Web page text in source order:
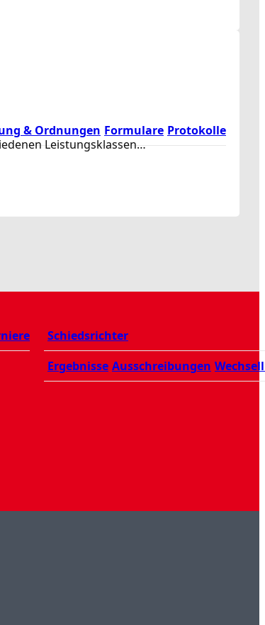
& Ordnungen Formulare Protokolle
Schiedsrichter
Ergebnisse Ausschreibungen
Leistungsklassen…